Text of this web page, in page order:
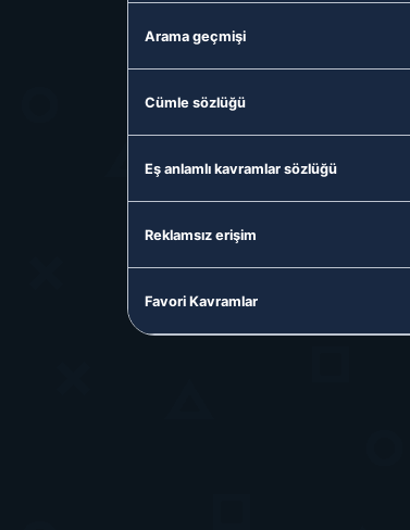
Arama geçmişi
Cümle sözlüğü
Eş anlamlı kavramlar sözlüğü
Reklamsız erişim
Favori Kavramlar